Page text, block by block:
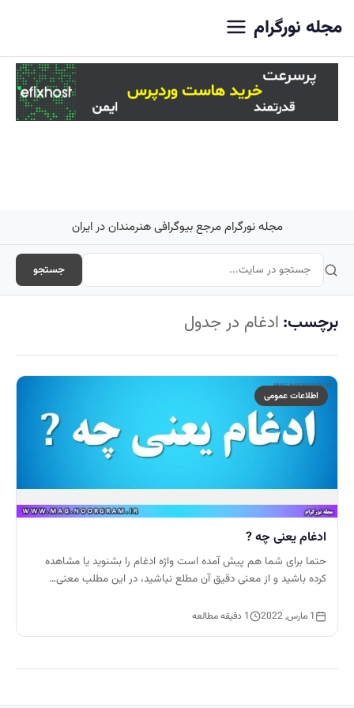
مجله نورگرام
مجله نورگرام مرجع بیوگرافی هنرمندان در ایران
جستجو
برچسب: ادغام در جدول
اطلاعات عمومی
ادغام یعنی چه ?
حتما برای شما هم پیش آمده است واژه ادغام را بشنوید یا مشاهده
کرده باشید و از معنی دقیق آن مطلع نباشید، در این مطلب معنی…
1 مارس, 2022 1 دقیقه مطالعه